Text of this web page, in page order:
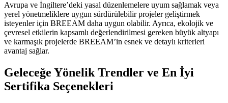
Avrupa ve İngiltere’deki yasal düzenlemelere uyum sağlamak veya
yerel yönetmeliklere uygun sürdürülebilir projeler geliştirmek
isteyenler için BREEAM daha uygun olabilir. Ayrıca, ekolojik ve
çevresel etkilerin kapsamlı değerlendirilmesi gereken büyük altyapı
ve karmaşık projelerde BREEAM’in esnek ve detaylı kriterleri
avantaj sağlar.
Geleceğe Yönelik Trendler ve En İyi
Sertifika Seçenekleri